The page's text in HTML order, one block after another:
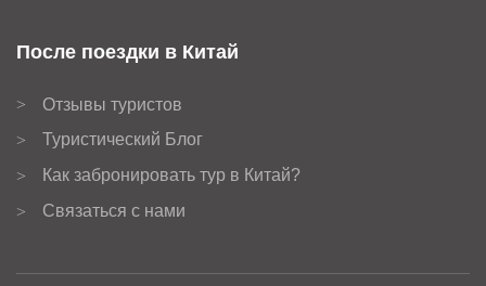
После поездки в Китай
>
Отзывы туристов
>
Туристический Блог
>
Как забронировать тур в Китай?
>
Связаться с нами